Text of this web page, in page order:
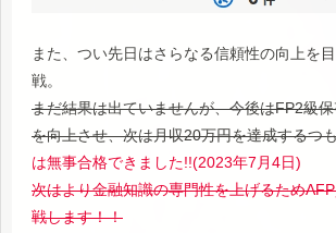
また、つい先日はさらなる信頼性の向上を
戦。
まだ結果は出ていませんが、今後はFP2級
を向上させ、次は月収20万円を達成するつ
は無事合格できました!!(2023年7月4日)
次はより金融知識の専門性を上げるため
戦します！！